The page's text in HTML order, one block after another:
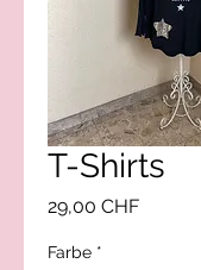
T-Shirts
29,00 CHFPreis
Farbe *